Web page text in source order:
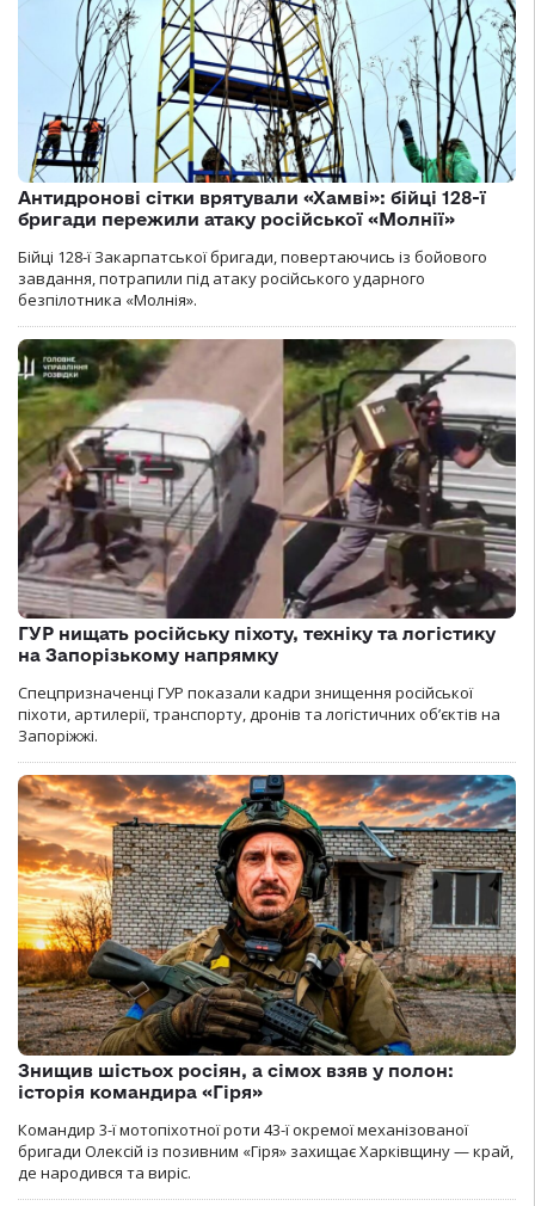
Антидронові сітки врятували «Хамві»: бійці 128-ї
бригади пережили атаку російської «Молнії»
Бійці 128-ї Закарпатської бригади, повертаючись із бойового
завдання, потрапили під атаку російського ударного
безпілотника «Молнія».
ГУР нищать російську піхоту, техніку та логістику
на Запорізькому напрямку
Спецпризначенці ГУР показали кадри знищення російської
піхоти, артилерії, транспорту, дронів та логістичних об’єктів на
Запоріжжі.
Знищив шістьох росіян, а сімох взяв у полон:
історія командира «Гіря»
Командир 3-ї мотопіхотної роти 43-ї окремої механізованої
бригади Олексій із позивним «Гіря» захищає Харківщину — край,
де народився та виріс.